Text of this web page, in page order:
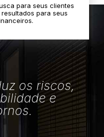
para seus clientes
para seus
os riscos,
e